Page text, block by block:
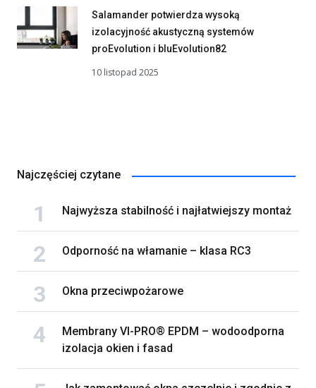
Salamander potwierdza wysoką
izolacyjność akustyczną systemów
proEvolution i bluEvolution82
10 listopad 2025
Najczęściej czytane
Najwyższa stabilność i najłatwiejszy montaż
Odporność na włamanie – klasa RC3
Okna przeciwpożarowe
Membrany VI-PRO® EPDM – wodoodporna
izolacja okien i fasad